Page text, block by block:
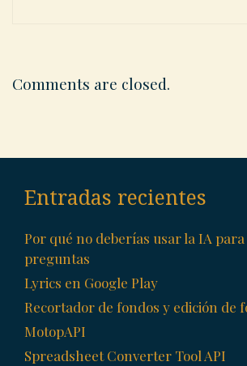
Comments are closed.
Entradas recientes
Por qué no deberías usar la IA
preguntas
Lyrics en Google Play
Recortador de fondos y edición de
MotopAPI
Spreadsheet Converter Tool API